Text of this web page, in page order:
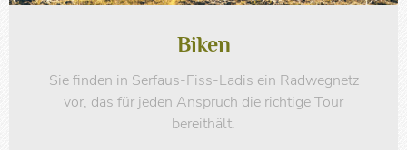
Biken
Sie finden in Serfaus-Fiss-Ladis ein Radwegnetz
vor, das für jeden Anspruch die richtige Tour
bereithält.